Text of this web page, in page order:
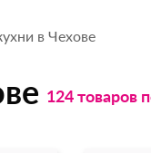
в Чехове
124 товаров